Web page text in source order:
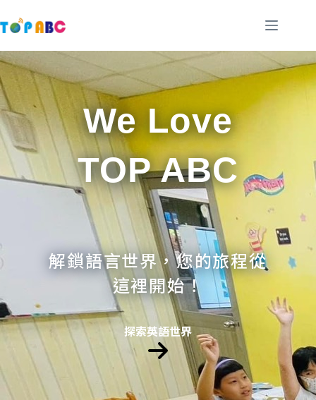
至
要
內
容
We Love
TOP ABC
解鎖語言世界，您的旅程從
這裡開始！
探索英語世界